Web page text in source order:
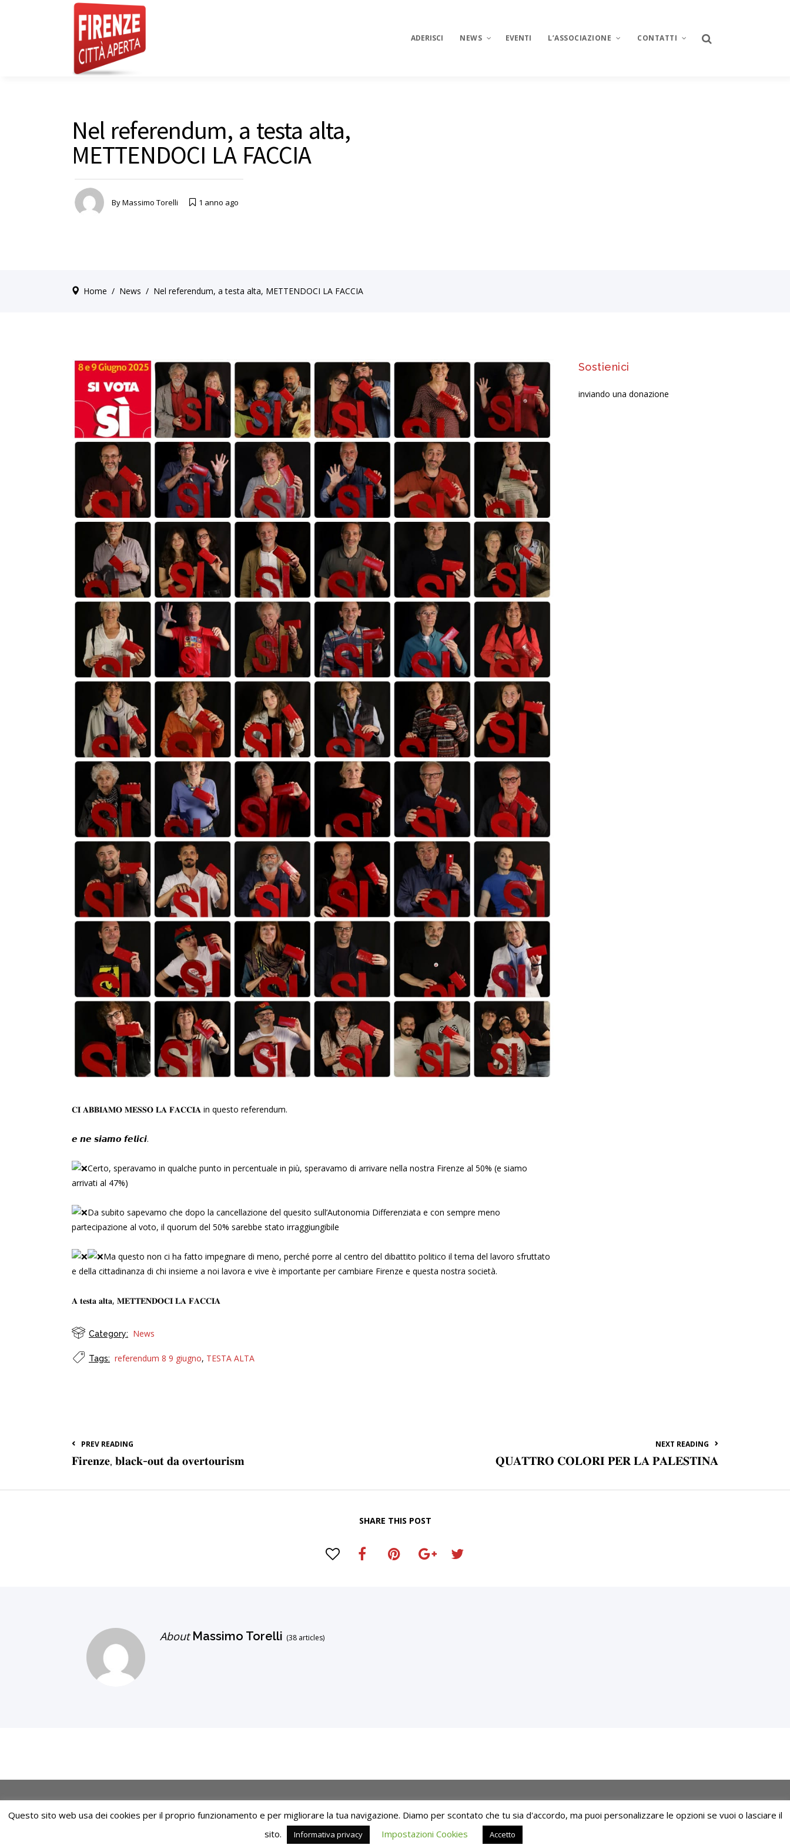
ADERISCI NEWS EVENTI L’ASSOCIAZIONE CONTATTI
Nel referendum, a testa alta,
METTENDOCI LA FACCIA
ByMassimo Torelli 1 anno ago
Home / News / Nel referendum, a testa alta, METTENDOCI LA FACCIA
𝐂𝐈 𝐀𝐁𝐁𝐈𝐀𝐌𝐎 𝐌𝐄𝐒𝐒𝐎 𝐋𝐀 𝐅𝐀𝐂𝐂𝐈𝐀 in questo referendum.
𝙚 𝙣𝙚 𝙨𝙞𝙖𝙢𝙤 𝙛𝙚𝙡𝙞𝙘𝙞.
Certo, speravamo in qualche punto in percentuale in più, speravamo di arrivare nella nostra Firenze al 50% (e siamo
arrivati al 47%)
Da subito sapevamo che dopo la cancellazione del quesito sull’Autonomia Differenziata e con sempre meno
partecipazione al voto, il quorum del 50% sarebbe stato irraggiungibile
Ma questo non ci ha fatto impegnare di meno, perché porre al centro del dibattito politico il tema del lavoro sfruttato
e della cittadinanza di chi insieme a noi lavora e vive è importante per cambiare Firenze e questa nostra società.
𝐀 𝐭𝐞𝐬𝐭𝐚 𝐚𝐥𝐭𝐚, 𝐌𝐄𝐓𝐓𝐄𝐍𝐃𝐎𝐂𝐈 𝐋𝐀 𝐅𝐀𝐂𝐂𝐈𝐀
Category: News
Tags: referendum 8 9 giugno, TESTA ALTA
Sostienici
inviando una donazione
PREV READING
𝐅𝐢𝐫𝐞𝐧𝐳𝐞, 𝐛𝐥𝐚𝐜𝐤-𝐨𝐮𝐭 𝐝𝐚 𝐨𝐯𝐞𝐫𝐭𝐨𝐮𝐫𝐢𝐬𝐦
NEXT READING
𝐐𝐔𝐀𝐓𝐓𝐑𝐎 𝐂𝐎𝐋𝐎𝐑𝐈 𝐏𝐄𝐑 𝐋𝐀 𝐏𝐀𝐋𝐄𝐒𝐓𝐈𝐍𝐀
SHARE THIS POST
AboutMassimo Torelli (38 articles)
© Copyright. Tutti i diritti riservati, Firenze Città Aperta
Questo sito web usa dei cookies per il proprio funzionamento e per migliorare la tua navigazione. Diamo per scontato che tu sia d'accordo, ma puoi personalizzare le opzioni se vuoi o lasciare il
sito.
Informativa privacy Impostazioni Cookies Accetto